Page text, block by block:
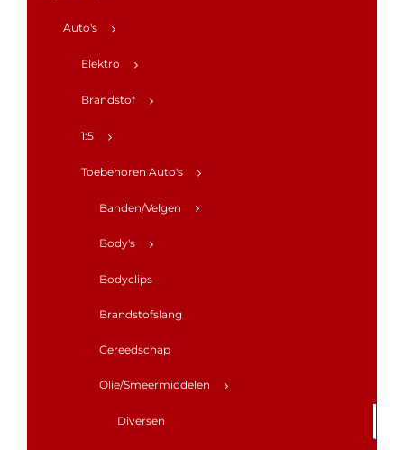
Auto's
Elektro
Brandstof
1:5
Toebehoren Auto's
Banden/Velgen
Body's
Bodyclips
Brandstofslang
Gereedschap
Olie/Smeermiddelen
Diversen